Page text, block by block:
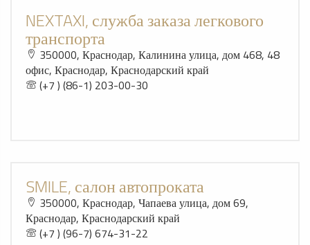
NEXTAXI, служба заказа легкового
транспорта
350000, Краснодар, Калинина улица, дом 468, 48
офис, Краснодар, Краснодарский край
(+7 ) (86-1) 203-00-30
SMILE, салон автопроката
350000, Краснодар, Чапаева улица, дом 69,
Краснодар, Краснодарский край
(+7 ) (96-7) 674-31-22